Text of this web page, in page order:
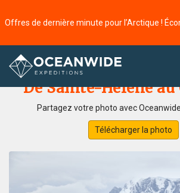
Accueil
De Sainte-Hélène au
Partagez votre photo avec
Télécharger la photo